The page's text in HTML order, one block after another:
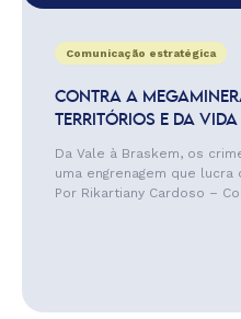
Comunicação estratégica
CONTRA A
TERRITÓRIOS E DA VIDA
Da Vale à Braskem, os
uma engrenagem que
Por Rikartiany Cardoso –